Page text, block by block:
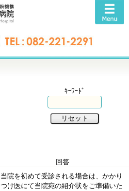
ｷｰﾜｰﾄﾞ
回答
当院を初めて受診される場合は、かかり
つけ医にて当院宛の紹介状をご準備いた